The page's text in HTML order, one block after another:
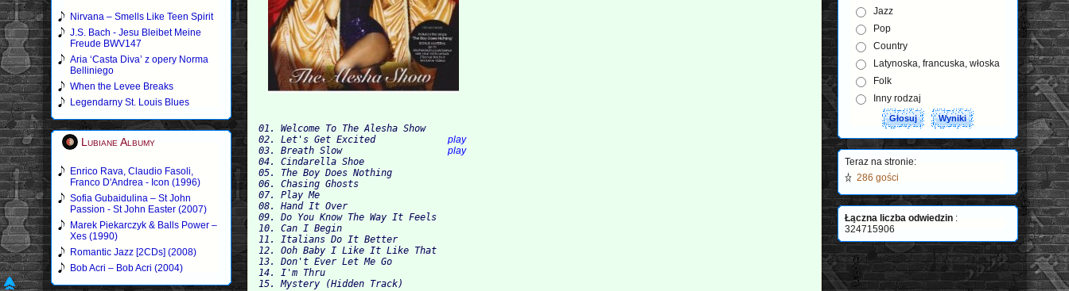
Nirvana – Smells Like Teen Spirit
J.S. Bach - Jesu Bleibet Meine
Freude BWV147
Aria ‘Casta Diva’ z opery Norma
Belliniego
When the Levee Breaks
Legendarny St. Louis Blues
Lubiane Albumy
Enrico Rava, Claudio Fasoli,
Franco D'Andrea - Icon (1996)
Sofia Gubaidulina – St John
Passion - St John Easter (2007)
Marek Piekarczyk & Balls Power –
Xes (1990)
Romantic Jazz [2CDs] (2008)
Bob Acri – Bob Acri (2004)
01. Welcome To The Alesha Show
02. Let's Get Excited play
03. Breath Slow play
04. Cindarella Shoe
05. The Boy Does Nothing
06. Chasing Ghosts
07. Play Me
08. Hand It Over
09. Do You Know The Way It Feels
10. Can I Begin
11. Italians Do It Better
12. Ooh Baby I Like It Like That
13. Don't Ever Let Me Go
14. I'm Thru
15. Mystery (Hidden Track)
Jazz
Pop
Country
Latynoska, francuska, włoska
Folk
Inny rodzaj
Teraz na stronie:
286 gości
Łączna liczba odwiedzin :
324715906